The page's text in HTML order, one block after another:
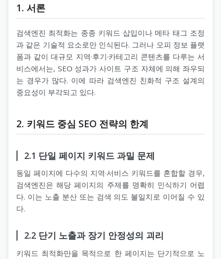
1. 서론
검색엔진 최적화는 종종 키워드 삽입이나 메타 태그 조정
과 같은 기술적 요소로만 인식된다. 그러나 오피 정보 플랫
폼과 같이 대규모 지역·후기·카테고리 콘텐츠를 다루는 서
비스에서는, SEO 성과가 사이트 구조 자체에 의해 좌우되
는 경우가 많다. 이에 따라 검색엔진 친화적 구조 설계의
중요성이 부각되고 있다.
2. 키워드 중심 SEO 전략의 한계
2.1 단일 페이지 키워드 과밀 문제
동일 페이지에 다수의 지역·서비스 키워드를 혼합할 경우,
검색엔진은 해당 페이지의 주제를 명확히 인식하기 어렵
다. 이는 노출 분산 또는 검색 의도 불일치로 이어질 수 있
다.
2.2 단기 노출과 장기 안정성의 괴리
키워드 최적화만을 목적으로 한 페이지는 단기적으로 노